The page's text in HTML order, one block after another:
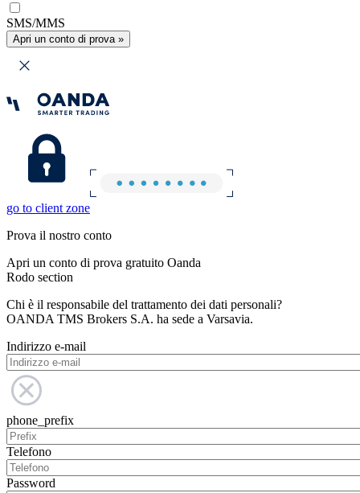
SMS/MMS
Apri un conto di prova »
go to client zone
Prova il nostro conto
Apri un conto di prova gratuito Oanda
Rodo section
Chi è il responsabile del trattamento dei dati personali?
OANDA TMS Brokers S.A. ha sede a Varsavia.
Indirizzo e-mail
phone_prefix
Telefono
Password